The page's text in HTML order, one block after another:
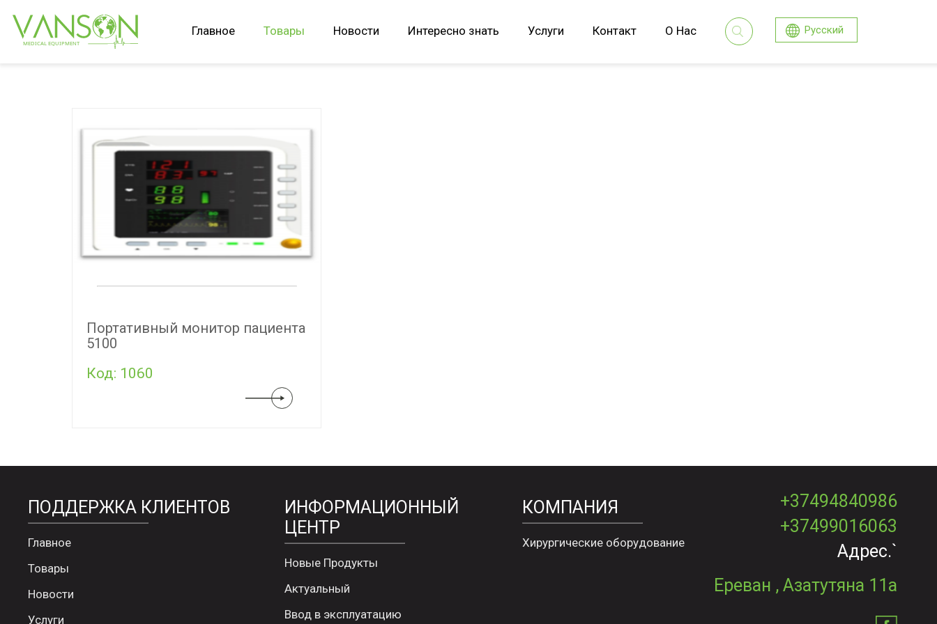
Главное Товары Новости Интересно знать Услуги Контакт О Нас Русский
Портативный монитор пациента
5100
Код: 1060
ПОДДЕРЖКА КЛИЕНТОВ
Главное
Товары
Новости
Услуги
ИНФОРМАЦИОННЫЙ
ЦЕНТР
Новые Продукты
Актуальный
Ввод в эксплуатацию
КОМПАНИЯ
Хирургические оборудование
+37494840986
+37499016063
Адрес.`
Ереван , Азатутяна 11а